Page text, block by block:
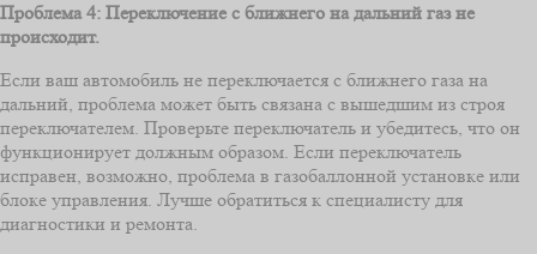
Проблема 4: Переключение с ближнего на дальний газ не
происходит.
Если ваш автомобиль не переключается с ближнего газа на
дальний, проблема может быть связана с вышедшим из строя
переключателем. Проверьте переключатель и убедитесь, что он
функционирует должным образом. Если переключатель
исправен, возможно, проблема в газобаллонной установке или
блоке управления. Лучше обратиться к специалисту для
диагностики и ремонта.